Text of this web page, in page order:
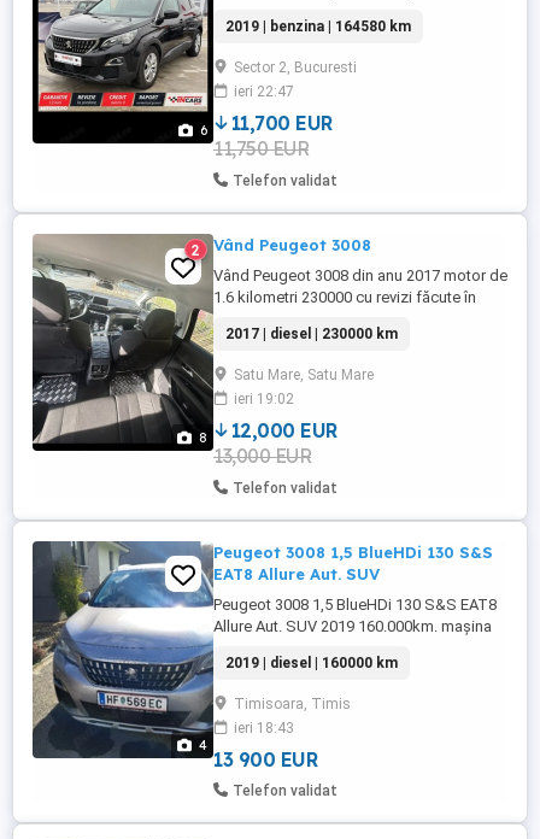
6
de achizitie Garantie 12 luni-posibilitate
extra garantie Dobanda de la 6,99%
an(rata fixa de la 320e luna) fara alte
comisione Finantarea se face prin ...
2019 | benzina | 164580 km
Sector 2, Bucuresti
ieri 22:47
11,700 EUR
11,750 EUR
Telefon validat
8
2 Vând Peugeot 3008
Vând Peugeot 3008 din anu 2017 motor de
1.6 kilometri 230000 cu revizi făcute în
este înmatriculată în România pozele sunt
făcute înainte de a inmatricula .
2017 | diesel | 230000 km
Satu Mare, Satu Mare
ieri 19:02
12,000 EUR
13,000 EUR
Telefon validat
4
Peugeot 3008 1,5 BlueHDi 130 S&S
EAT8 Allure Aut. SUV
Peugeot 3008 1,5 BlueHDi 130 S&S EAT8
Allure Aut. SUV 2019 160.000km. mașina
Are verificare tehnică pana în Iunie +4 luni.
revizie facute doar la reprezentanța
Peugeot. Mașina este top și suntem foarte
mulțumiți de ea dar ne-a rămas mică.
pentru mai multe ...
2019 | diesel | 160000 km
Timisoara, Timis
ieri 18:43
13 900 EUR
Telefon validat